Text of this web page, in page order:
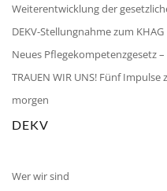
Weiterentwicklung der
DEKV-Stellungnahme zum KHAG
Neues Pflegekompetenzgesetz
TRAUEN WIR UNS! Fünf
morgen
DEKV
Wer wir sind